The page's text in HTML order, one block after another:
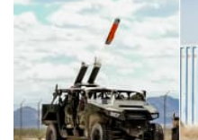
Pořady
TV Program
Časopis